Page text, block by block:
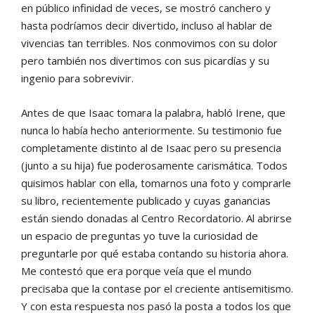
en público infinidad de veces, se mostró canchero y
hasta podríamos decir divertido, incluso al hablar de
vivencias tan terribles. Nos conmovimos con su dolor
pero también nos divertimos con sus picardías y su
ingenio para sobrevivir.
Antes de que Isaac tomara la palabra, habló Irene, que
nunca lo había hecho anteriormente. Su testimonio fue
completamente distinto al de Isaac pero su presencia
(junto a su hija) fue poderosamente carismática. Todos
quisimos hablar con ella, tomarnos una foto y comprarle
su libro, recientemente publicado y cuyas ganancias
están siendo donadas al Centro Recordatorio. Al abrirse
un espacio de preguntas yo tuve la curiosidad de
preguntarle por qué estaba contando su historia ahora.
Me contestó que era porque veía que el mundo
precisaba que la contase por el creciente antisemitismo.
Y con esta respuesta nos pasó la posta a todos los que